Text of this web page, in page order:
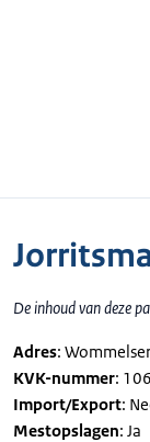
De inhoud van deze
Adres:
KVK-nummer:
Import/Export:
Mestopslagen: Ja